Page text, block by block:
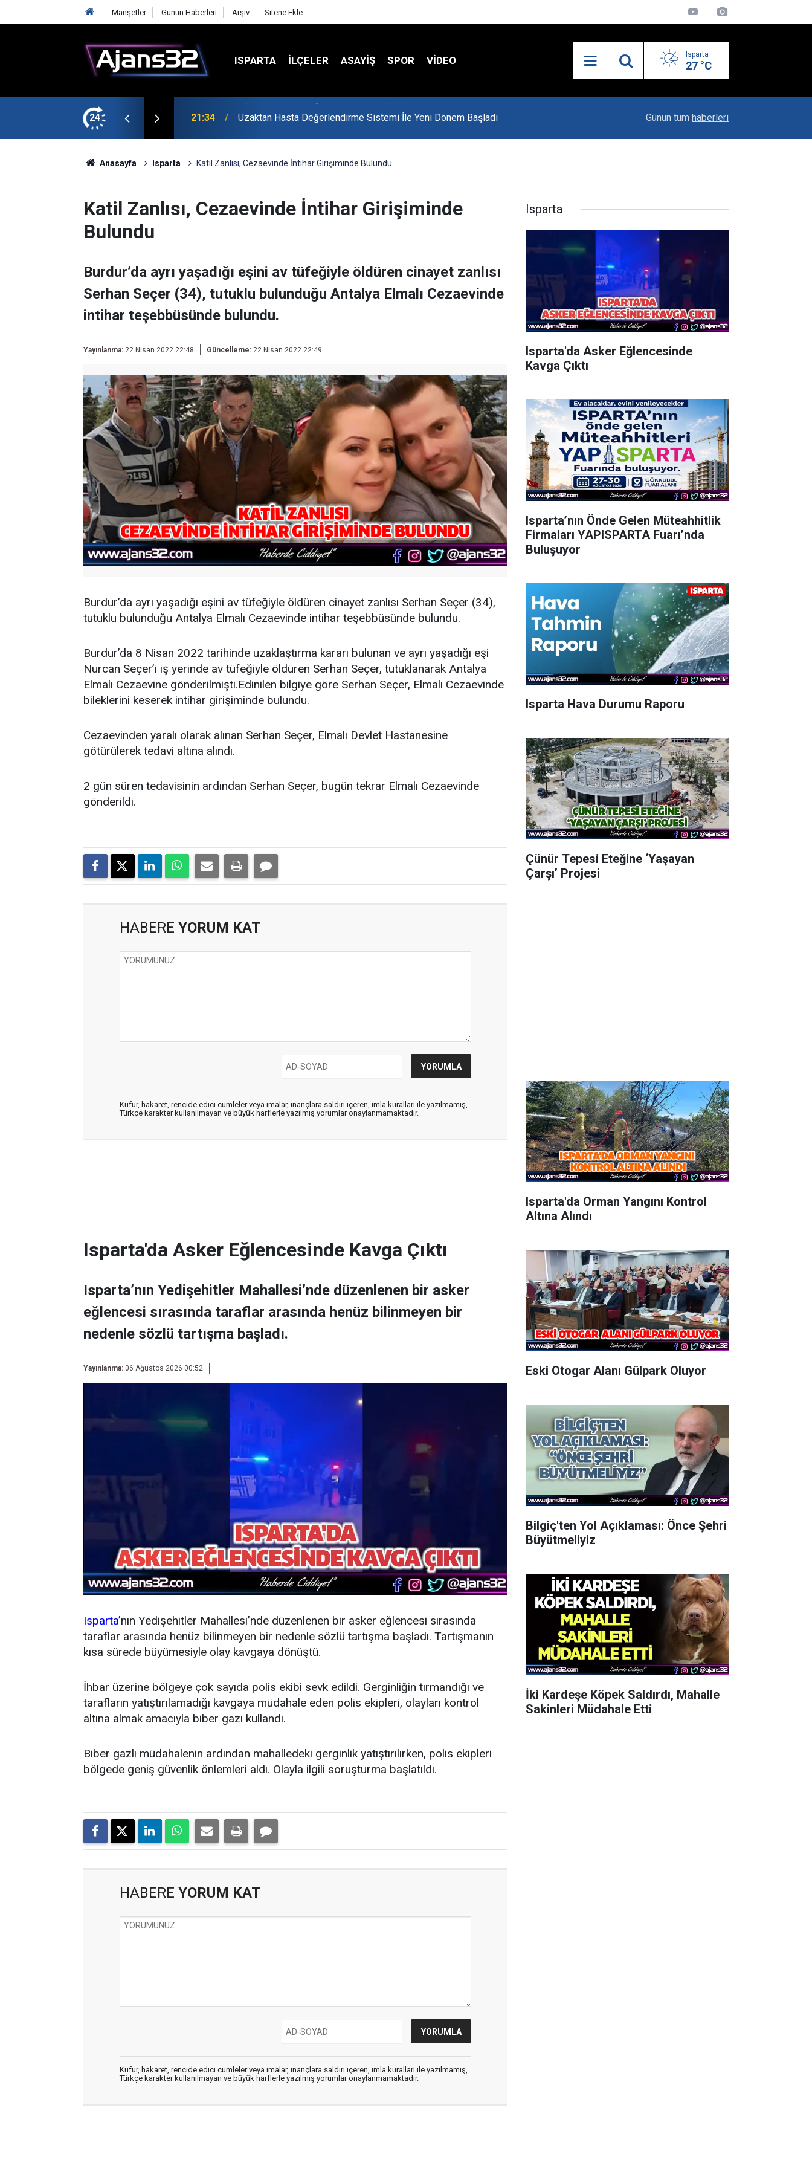
Manşetler Günün Haberleri Arşiv Sitene Ekle
ISPARTA İLÇELER ASAYİŞ SPOR VIDEO Isparta
27 °C
24 21:34 Uzaktan Hasta Değerlendirme Sistemi İle Yeni Dönem Başladı MHP’de İlçe Kongreleri Başlıyor
Günün tüm haberleri
Anasayfa Isparta Katil Zanlısı, Cezaevinde İntihar Girişiminde Bulundu
Katil Zanlısı, Cezaevinde İntihar Girişiminde
Bulundu
Burdur’da ayrı yaşadığı eşini av tüfeğiyle öldüren cinayet zanlısı
Serhan Seçer (34), tutuklu bulunduğu Antalya Elmalı Cezaevinde
intihar teşebbüsünde bulundu.
Yayınlanma: 22 Nisan 2022 22:48 Güncelleme: 22 Nisan 2022 22:49
Burdur’da ayrı yaşadığı eşini av tüfeğiyle öldüren cinayet zanlısı Serhan Seçer (34),
tutuklu bulunduğu Antalya Elmalı Cezaevinde intihar teşebbüsünde bulundu.
Burdur’da 8 Nisan 2022 tarihinde uzaklaştırma kararı bulunan ve ayrı yaşadığı eşi
Nurcan Seçer’i iş yerinde av tüfeğiyle öldüren Serhan Seçer, tutuklanarak Antalya
Elmalı Cezaevine gönderilmişti.Edinilen bilgiye göre Serhan Seçer, Elmalı Cezaevinde
bileklerini keserek intihar girişiminde bulundu.
Cezaevinden yaralı olarak alınan Serhan Seçer, Elmalı Devlet Hastanesine
götürülerek tedavi altına alındı.
2 gün süren tedavisinin ardından Serhan Seçer, bugün tekrar Elmalı Cezaevinde
gönderildi.
HABERE YORUM KAT
Küfür, hakaret, rencide edici cümleler veya imalar, inançlara saldırı içeren, imla kuralları ile yazılmamış,
Türkçe karakter kullanılmayan ve büyük harflerle yazılmış yorumlar onaylanmamaktadır.
Isparta'da Asker Eğlencesinde Kavga Çıktı
Isparta’nın Yedişehitler Mahallesi’nde düzenlenen bir asker
eğlencesi sırasında taraflar arasında henüz bilinmeyen bir
nedenle sözlü tartışma başladı.
Yayınlanma: 06 Ağustos 2026 00:52
Isparta’nın Yedişehitler Mahallesi’nde düzenlenen bir asker eğlencesi sırasında
taraflar arasında henüz bilinmeyen bir nedenle sözlü tartışma başladı. Tartışmanın
kısa sürede büyümesiyle olay kavgaya dönüştü.
İhbar üzerine bölgeye çok sayıda polis ekibi sevk edildi. Gerginliğin tırmandığı ve
tarafların yatıştırılamadığı kavgaya müdahale eden polis ekipleri, olayları kontrol
altına almak amacıyla biber gazı kullandı.
Biber gazlı müdahalenin ardından mahalledeki gerginlik yatıştırılırken, polis ekipleri
bölgede geniş güvenlik önlemleri aldı. Olayla ilgili soruşturma başlatıldı.
HABERE YORUM KAT
Küfür, hakaret, rencide edici cümleler veya imalar, inançlara saldırı içeren, imla kuralları ile yazılmamış,
Türkçe karakter kullanılmayan ve büyük harflerle yazılmış yorumlar onaylanmamaktadır.
Isparta
Isparta'da Asker Eğlencesinde
Kavga Çıktı
Isparta’nın Önde Gelen Müteahhitlik
Firmaları YAPISPARTA Fuarı’nda
Buluşuyor
Isparta Hava Durumu Raporu
Çünür Tepesi Eteğine ‘Yaşayan
Çarşı’ Projesi
Isparta'da Orman Yangını Kontrol
Altına Alındı
Eski Otogar Alanı Gülpark Oluyor
Bilgiç'ten Yol Açıklaması: Önce Şehri
Büyütmeliyiz
İki Kardeşe Köpek Saldırdı, Mahalle
Sakinleri Müdahale Etti